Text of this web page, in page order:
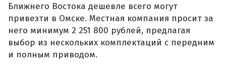
Ближнего Востока дешевле всего могут
привезти в Омске. Местная компания просит за
него минимум 2 251 800 рублей, предлагая
выбор из нескольких комплектаций с передним
и полным приводом.